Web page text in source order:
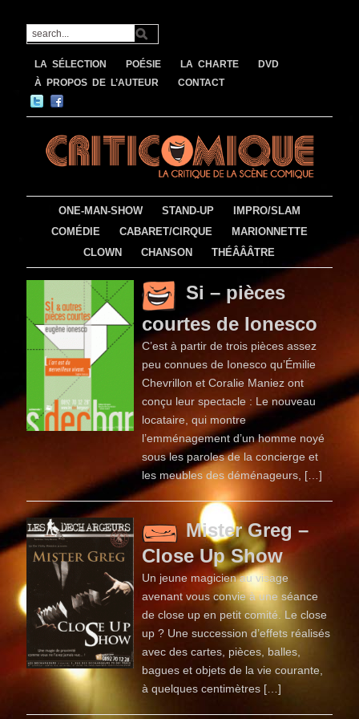
LA SÉLECTION POÉSIE LA CHARTE
DVD
À PROPOS DE L’AUTEUR
CONTACT
ONE-MAN-SHOW STAND-UP
IMPRO/SLAM
COMÉDIE
CABARET/CIRQUE
MARIONNETTE
CLOWN
CHANSON THÉÂÂÂTRE
Si – pièces
courtes de Ionesco
C’est à partir de trois pièces assez
peu connues de Ionesco qu’Émilie
Chevrillon et Coralie Maniez ont
conçu leur spectacle : Le nouveau
locataire, qui montre
l’emménagement d’un homme noyé
sous les paroles de la concierge et
les meubles des déménageurs, […]
Mister Greg –
Close Up Show
Un jeune magicien au visage
avenant vous convie à une séance
de close up en petit comité. Le close
up ? Une succession d’effets réalisés
avec des cartes, pièces, balles,
bagues et objets de la vie courante,
à quelques centimètres […]